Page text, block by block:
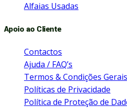
Alfaias Usadas
Apoio ao Cliente
Contactos
Ajuda / FAQ’s
Termos & Condições
Políticas de Privacidade
Política de Proteção de